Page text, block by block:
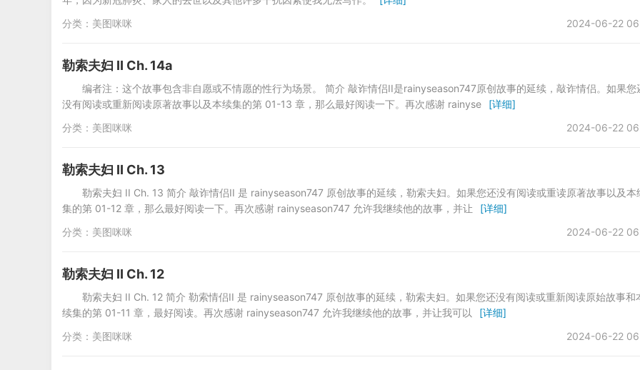
2024-06-22
分类： 美图咪咪
勒索夫妇 II Ch. 14a
编者注：这个故事包含非自愿或不情愿的性行为场景。 简介 敲诈情侣II是rainyseason747原创故事的延续，敲诈情侣。如果您
没有阅读或重新阅读原著故事以及本续集的第 01-13 章，那么最好阅读一下。再次感谢 rainyse
[详细]
2024-06-22
分类： 美图咪咪
勒索夫妇 II Ch. 13
勒索夫妇 II Ch. 13 简介 敲诈情侣II 是 rainyseason747 原创故事的延续，勒索夫妇。如果您还没有阅读或重读原著故事以及本
集的第 01-12 章，那么最好阅读一下。再次感谢 rainyseason747 允许我继续他的故事，并让
[详细]
2024-06-22
分类： 美图咪咪
勒索夫妇 II Ch. 12
勒索夫妇 II Ch. 12 简介 勒索情侣II 是 rainyseason747 原创故事的延续，勒索夫妇。如果您还没有阅读或重新阅读原始故事和
续集的第 01-11 章，最好阅读。再次感谢 rainyseason747 允许我继续他的故事，并让我可以
[详细]
2024-06-22
分类： 美图咪咪